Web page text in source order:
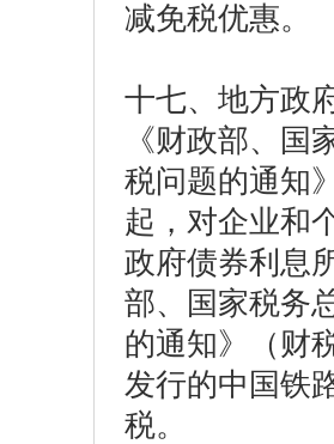
减免税优惠。
十七、地方政
《财政部、
税问题的通知
起，对企业和
政府债券利息
部、国家税务
的通知》（财
发行的中国铁
税。